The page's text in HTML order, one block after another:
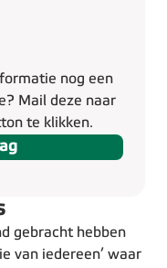
nog een
Mail deze naar
te klikken.
gebracht hebben
van iedereen’ waar